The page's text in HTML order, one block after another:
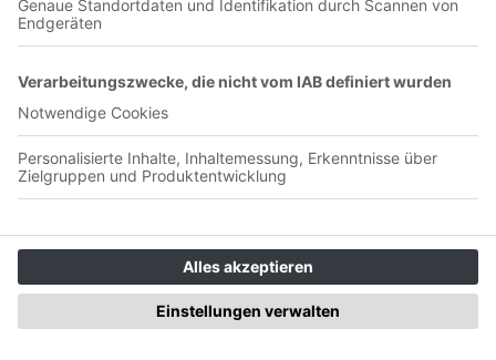
Nationalmannschaft? Übernimmt Jürgen Klopp? Was spricht
für, was gegen ihn? Oder kommt ein anderer jener
Kandidaten, deren Namen kursieren? Und folgt ein
Generationenwechsel im Kader? Darüber spricht Moderatorin
Anna Dreher mit SZ-Fußballchef Christof Kneer und WM-
Reporter Philipp Selldorf, die beide seit Jahren über die
Nationalmannschaft berichten. Moderation, Redaktion: Anna
Dreher Produktion: Carlo Sarsky Lankheit Klicken Sie hier,
wenn Sie sich für ein Digitalabo der SZ interessieren, um
unsere exklusiven Podcast-Serien zu hören: www.sz.de/mehr-
und -partner finden Sie HIER
Nächste WM, nächstes Fiasko,
Deutschland ist raus – und jetzt?